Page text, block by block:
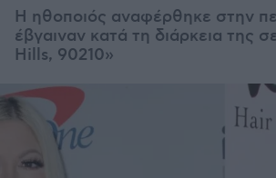
Η ηθοποιός αναφέρθηκε στην
έβγαιναν κατά τη διάρκεια της
Hills, 90210»